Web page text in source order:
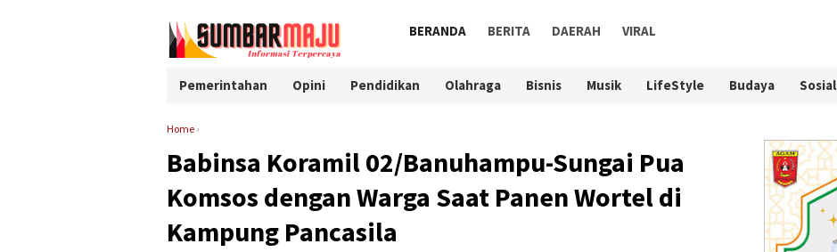
BERANDA BERITA DAERAH VIRAL
Pemerintahan Opini Pendidikan Olahraga Bisnis Musik LifeStyle Budaya Sosial
Home ›
Babinsa Koramil 02/Banuhampu-Sungai Pua
Komsos dengan Warga Saat Panen Wortel di
Kampung Pancasila